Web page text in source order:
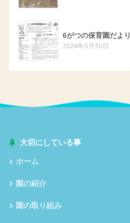
6がつの保育園だより
2026年5月30日
大切にしている事
ホーム
園の紹介
園の取り組み